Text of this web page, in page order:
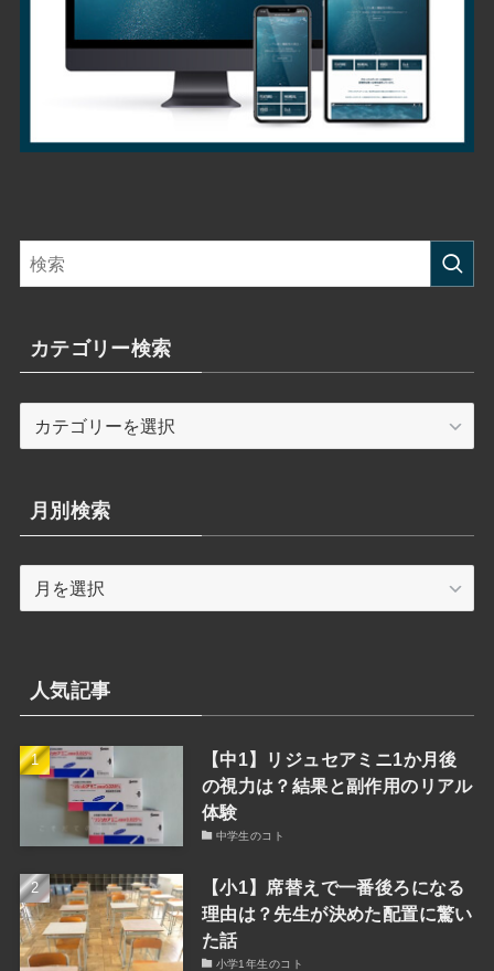
カテゴリー検索
テ
リ
ー
月別検索
別
人気記事
【中1】リジュセアミニ1か月後
の視力は？結果と副作用のリアル
体験
中学生のコト
【小1】席替えで一番後ろになる
理由は？先生が決めた配置に驚い
た話
小学1年生のコト